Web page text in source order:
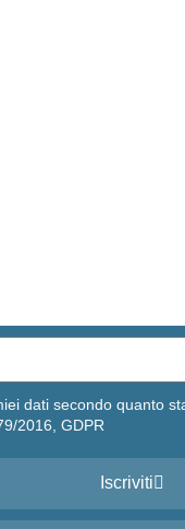
dati secondo quanto
2016, GDPR
Iscriviti